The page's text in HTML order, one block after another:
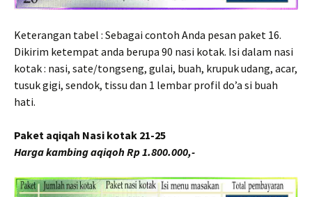
Keterangan tabel : Sebagai contoh Anda pesan paket 16.
Dikirim ketempat anda berupa 90 nasi kotak. Isi dalam nasi
kotak : nasi, sate/tongseng, gulai, buah, krupuk udang, acar,
tusuk gigi, sendok, tissu dan 1 lembar profil do’a si buah
hati.
Paket aqiqah Nasi kotak 21-25
Harga kambing aqiqoh Rp 1.800.000,-